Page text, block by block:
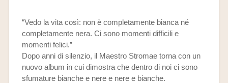
“Vedo la vita così: non è completamente bianca né
completamente nera. Ci sono momenti difficili e
momenti felici.”
Dopo anni di silenzio, il Maestro Stromae torna con un
nuovo album in cui dimostra che dentro di noi ci sono
sfumature bianche e nere e nere e bianche.